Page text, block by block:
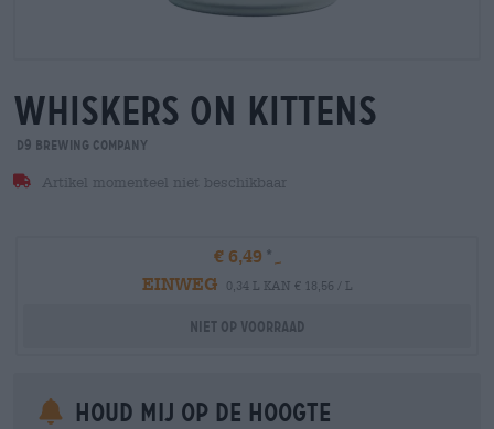
whiskers on kittens
D9 Brewing Company
Artikel momenteel niet beschikbaar
€ 6,49
EINWEG
0,34 L KAN € 18,56 / L
Niet op voorraad
Houd mij op de hoogte